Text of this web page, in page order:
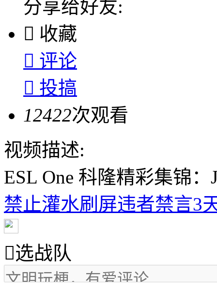
分享给好友:
 收藏
 评论
 投搞
12422次观看
视频描述:
ESL One 科隆精彩集锦
禁止灌水刷屏违者禁言3
选战队